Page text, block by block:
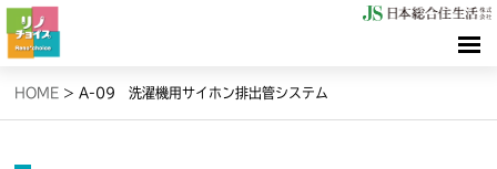
HOME
HOME > A-09 洗濯機用サイホン排出管システム